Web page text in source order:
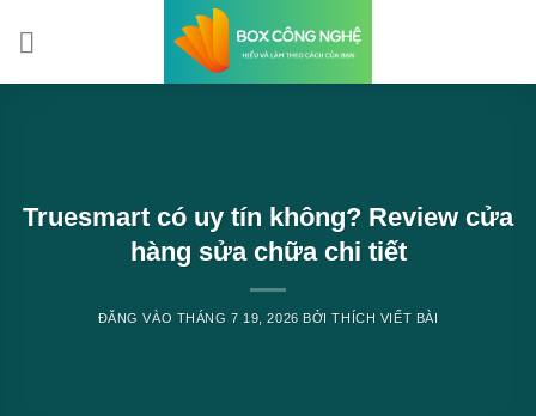
Truesmart có uy tín không? Review cửa
hàng sửa chữa chi tiết
ĐĂNG VÀO THÁNG 7 19, 2026 BỞITHÍCH VIẾT BÀI